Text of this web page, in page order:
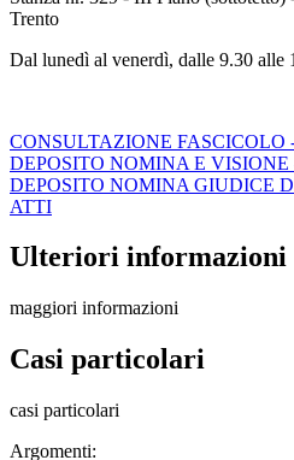
Trento
Dal lunedì al venerdì, dalle 9.30 alle
CONSULTAZIONE FASCICOLO
DEPOSITO NOMINA E VISIONE
DEPOSITO NOMINA GIUDICE
ATTI
Ulteriori informazioni
maggiori informazioni
Casi particolari
casi particolari
Argomenti: